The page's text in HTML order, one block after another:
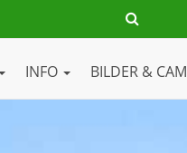
INFO BILDER & CAM